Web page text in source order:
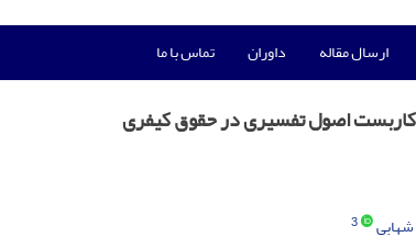
ارسال مقاله داوران تماس با ما
کاربست اصول تفسیری در حقوق کیفری
3